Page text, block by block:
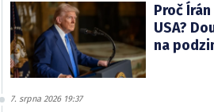
Proč
USA?
na
7. srpna 2026 19:37